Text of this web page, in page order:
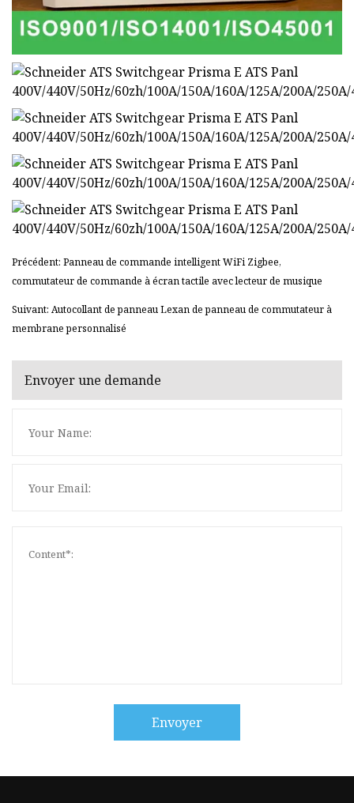
Précédent: Panneau de commande intelligent WiFi Zigbee,
commutateur de commande à écran tactile avec lecteur de musique
Suivant: Autocollant de panneau Lexan de panneau de commutateur à
membrane personnalisé
Envoyer une demande
Envoyer